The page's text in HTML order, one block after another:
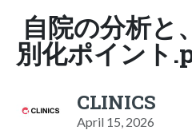
自院の分析と
別化ポイント
CLINICS
April 15, 2026